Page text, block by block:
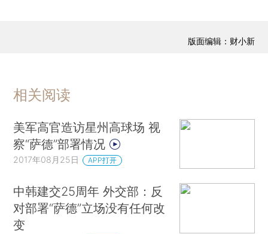
版面编辑：财小新
相关阅读
美军高官造访星州高球场 视
察“萨德”部署情况
2017年08月25日 APP打开
中韩建交25周年 外交部：反
对部署“萨德”立场没有任何改
变